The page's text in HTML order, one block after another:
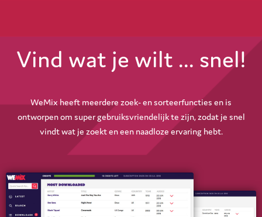
Vind wat je wilt ... snel!
WeMix heeft meerdere zoek- en sorteerfuncties en is
ontworpen om super gebruiksvriendelijk te zijn, zodat je snel
vindt wat je zoekt en een naadloze ervaring hebt.